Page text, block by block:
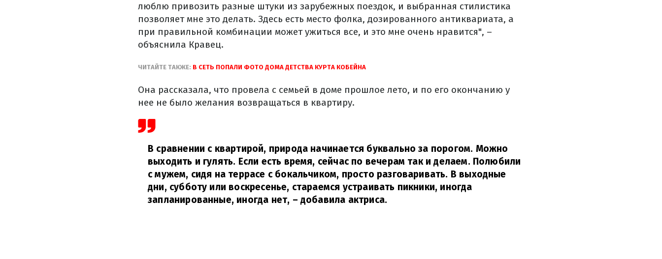
люблю привозить разные штуки из зарубежных поездок, и выбранная стилистика
позволяет мне это делать. Здесь есть место фолка, дозированного антиквариата, а
при правильной комбинации может ужиться все, и это мне очень нравится", –
объяснила Кравец.
ЧИТАЙТЕ ТАКЖЕ: В СЕТЬ ПОПАЛИ ФОТО ДОМА ДЕТСТВА КУРТА КОБЕЙНА
Она рассказала, что провела с семьей в доме прошлое лето, и по его окончанию у
нее не было желания возвращаться в квартиру.
В сравнении с квартирой, природа начинается буквально за порогом. Можно
выходить и гулять. Если есть время, сейчас по вечерам так и делаем. Полюбили
с мужем, сидя на террасе с бокальчиком, просто разговаривать. В выходные
дни, субботу или воскресенье, стараемся устраивать пикники, иногда
запланированные, иногда нет, – добавила актриса.